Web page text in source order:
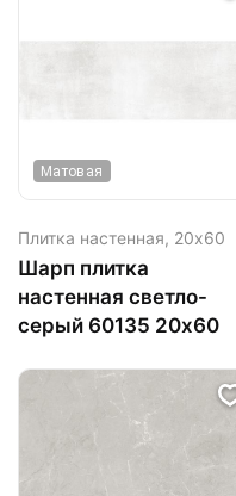
Матовая
Плитка настенная, 20х60
Шарп плитка
настенная светло-
серый 60135 20х60